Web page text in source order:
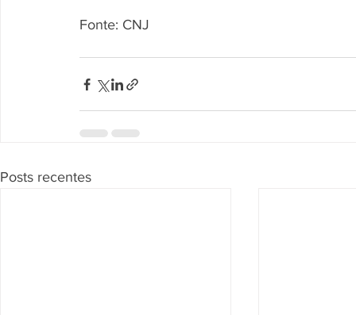
Fonte: CNJ
Posts recentes